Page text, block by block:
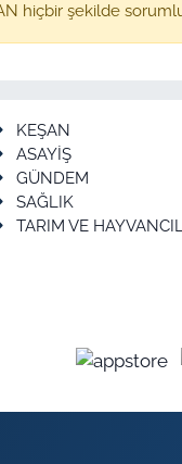
hiçbir şekilde
KEŞAN
ASAYİŞ
GÜNDEM
SAĞLIK
TARIM VE